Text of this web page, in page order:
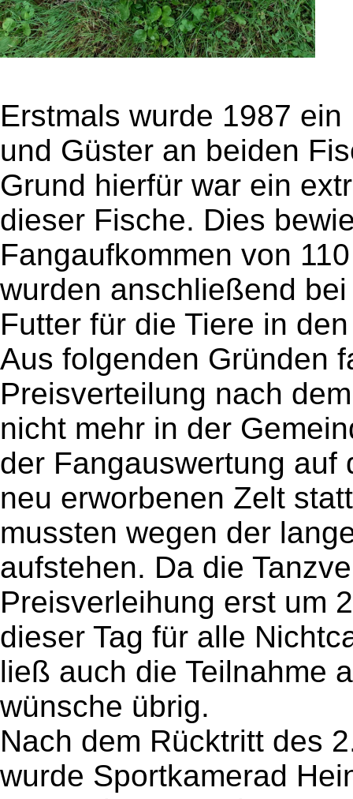
Erstmals wurde 1987
und Güster an beiden
Grund hierfür war ein
dieser Fische. Dies
Fangaufkommen von
wurden anschließend
Futter für die Tiere in
Aus folgenden Gründen
Preisverteilung nach
nicht mehr in der
der Fangauswertung auf
neu erworbenen Zelt
mussten wegen der
aufstehen. Da die
Preisverleihung erst um
dieser Tag für alle
ließ auch die Teilnahme
wünsche übrig.
Nach dem Rücktritt des
wurde Sportkamerad